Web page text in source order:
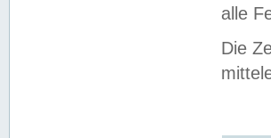
alle
Die